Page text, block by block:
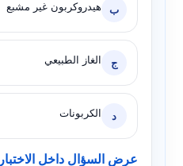
ب هيدروكربون غير مشبع
ج الغاز الطبيعي
د الكربونات
عرض السؤال داخل